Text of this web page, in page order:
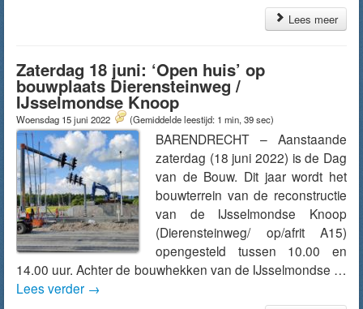
Lees meer
Zaterdag 18 juni: ‘Open huis’ op
bouwplaats Dierensteinweg /
IJsselmondse Knoop
Woensdag 15 juni 2022 (Gemiddelde leestijd: 1 min, 39 sec)
BARENDRECHT – Aanstaande
zaterdag (18 juni 2022) is de Dag
van de Bouw. Dit jaar wordt het
bouwterrein van de reconstructie
van de IJsselmondse Knoop
(Dierensteinweg/ op/afrit A15)
opengesteld tussen 10.00 en
14.00 uur. Achter de bouwhekken van de IJsselmondse …
Lees verder →